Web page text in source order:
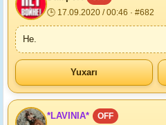
🕒 17.09.2020 / 00:46 · #682
He.
Yuxarı
*LAVINIA*
OFF